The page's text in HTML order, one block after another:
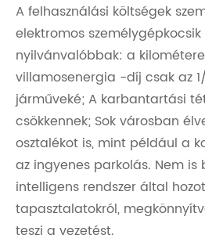
A felhasználási költségek
elektromos
nyilvánvalóbbak: a
villamosenergia -díj csak az
járműveké; A karbantartási
csökkennek; Sok városban
osztalékot is, mint például a
az ingyenes parkolás. Nem is
intelligens rendszer által
tapasztalatokról,
teszi a vezetést.